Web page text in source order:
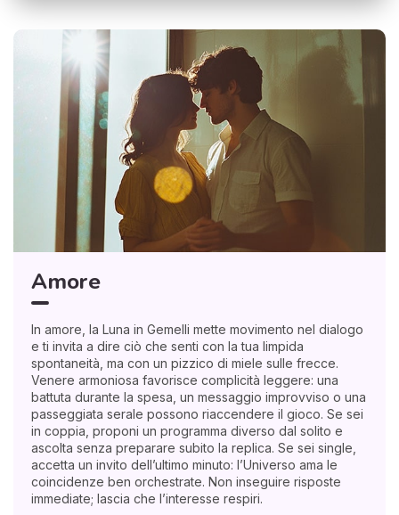
Amore
In amore, la Luna in Gemelli mette movimento nel dialogo
e ti invita a dire ciò che senti con la tua limpida
spontaneità, ma con un pizzico di miele sulle frecce.
Venere armoniosa favorisce complicità leggere: una
battuta durante la spesa, un messaggio improvviso o una
passeggiata serale possono riaccendere il gioco. Se sei
in coppia, proponi un programma diverso dal solito e
ascolta senza preparare subito la replica. Se sei single,
accetta un invito dell’ultimo minuto: l’Universo ama le
coincidenze ben orchestrate. Non inseguire risposte
immediate; lascia che l’interesse respiri.